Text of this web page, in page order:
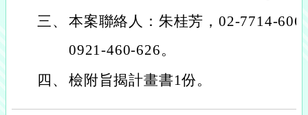
三、 本案聯絡人：朱桂芳，02-7714-
0921-460-626。
四、 檢附旨揭計畫書1份。